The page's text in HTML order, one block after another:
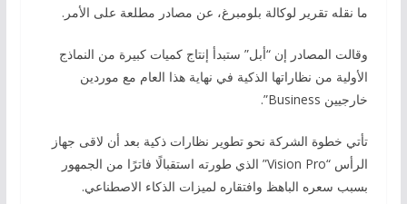
ما نقله تقرير لوكالة بلومبرغ، عن مصادر مطلعة على الأمر.
وقالت المصادر إن “أبل” ستبدأ إنتاج كميات كبيرة من النماذج
الأولية من نظاراتها الذكية في نهاية هذا العام مع موردين
خارجيين Business”.
تأتي خطوة الشركة نحو تطوير نظارات ذكية بعد أن لاقى جهاز
الرأس “Vision Pro” الذي طورته استقبالًا فاترًا من الجمهور
بسبب سعره الباهظ وافتقاره لميزات الذكاء الاصطناعي.